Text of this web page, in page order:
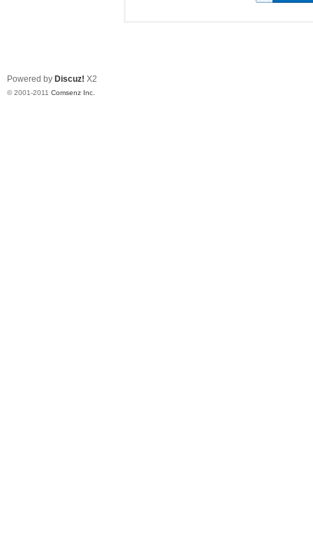
Powered by Discuz! X2
© 2001-2011 Comsenz Inc.